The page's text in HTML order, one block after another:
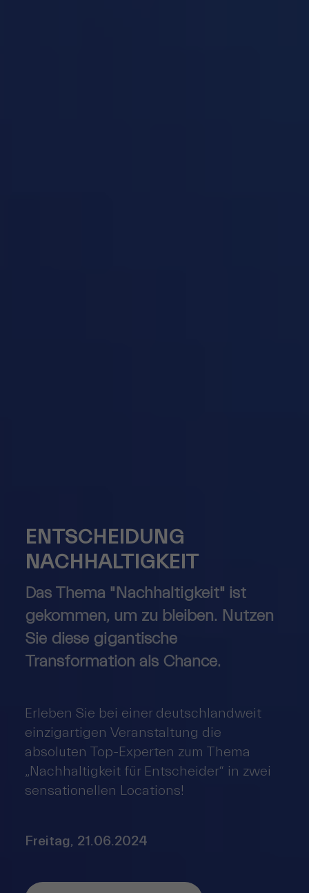
ENTSCHEIDUNG
NACHHALTIGKEIT
Das Thema "Nachhaltigkeit" ist
gekommen, um zu bleiben. Nutzen
Sie diese gigantische
Transformation als Chance.
Erleben Sie bei einer deutschlandweit
einzigartigen Veranstaltung die
absoluten Top-Experten zum Thema
„Nachhaltigkeit für Entscheider“ in zwei
sensationellen Locations!
Freitag, 21.06.2024